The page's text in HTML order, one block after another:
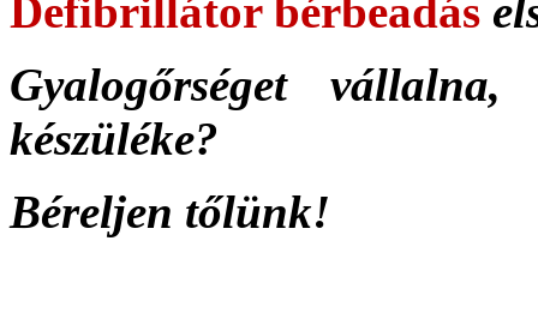
Defibrillátor bérbeadás
Gyalogőrséget
készüléke?
Béreljen tőlünk!